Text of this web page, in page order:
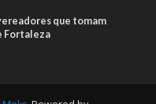
que tomam
Fortaleza